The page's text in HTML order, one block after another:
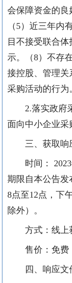
会保障资金的良
（5）近三年内
目不接受联合体
示。（8）不存
接控股、管理关
采购活动的行为
2.落实政府
面向中小企业采
三、获取响
时间：
期限自本公告发
8点至12点，下
除外）。
方式：线上
售价：免费
四、响应文